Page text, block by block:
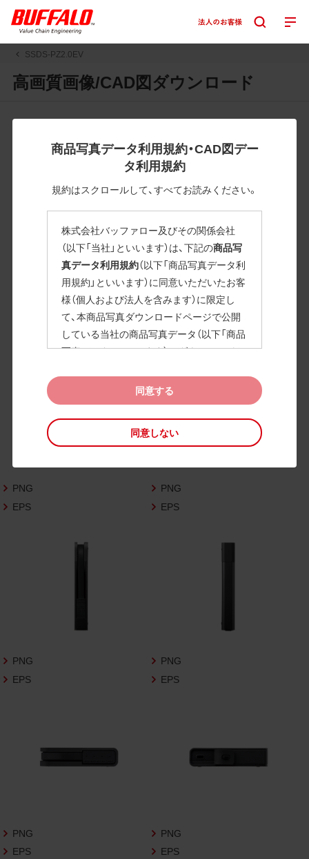
SSDS-PZ2.0EV
高画質画像/CAD図ダウンロード
商品写真データ利用規約・CAD図デー
タ利用規約
規約はスクロールして、すべてお読みください。
株式会社バッファロー及びその関係会社
（以下「当社」といいます）は、下記の商品写
真データ利用規約（以下「商品写真データ利
用規約」といいます）に同意いただいたお客
様（個人および法人を含みます）に限定し
て、本商品写真ダウンロードページで公開
している当社の商品写真データ（以下「商品
写真データ」といいます）のダウンロードお
また、当社は、下記のCAD図データ利用規約
（以下「CAD図データ利用規約」といいます）
に同意いただいたお客様に限定して、本CA
D図ダウンロードページで公開している当
いいます）の利用を許諾いたします。
お客様が「同意する」ボタンをクリックされ
た場合、商品写真データ利用規約及びCAD
みなされます。
さいますようお願い申し上げます。
商品写真データ利用規約
の報道・解説に利用する場合に限り商品写
真データを複製、送信可能化して利用でき
同意する
同意しない
すと圧縮ファイルのダウンロードが始まります。
JPEG・EPSファイルにはパスが設定されています。画像編集
の際に便利です。PNG画像は原則として背景を透過したもの
を提供しています。
掲載データ「JPEG、PNG : 低解像度(RGBカラー)」 「EPS : 高
解像度(CMYKカラー)」
SSDS-PZ2.0EV
高画質画像
PNG
EPS
PNG
EPS
PNG
EPS
PNG
EPS
PNG
EPS
PNG
EPS